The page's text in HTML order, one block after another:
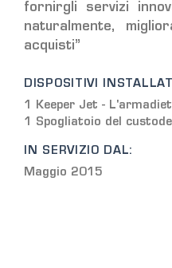
fornirgli servizi
naturalmente,
acquisti”
DISPOSITIVI
1 Keeper Jet -
1 Spogliatoio del
IN SERVIZIO DAL:
Maggio 2015